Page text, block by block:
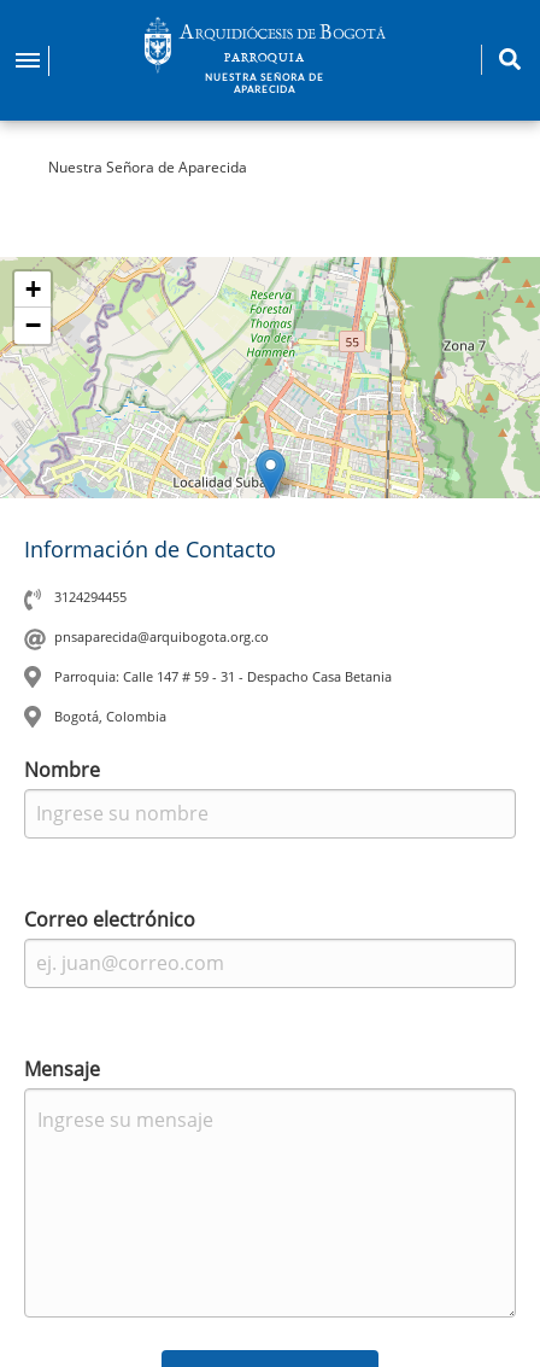
contenido
PARROQUIA
NUESTRA SEÑORA DE
APARECIDA
Nuestra Señora de Aparecida
+
−
Información de Contacto
3124294455
pnsaparecida@arquibogota.org.co
Parroquia: Calle 147 # 59 - 31 - Despacho Casa Betania
Bogotá, Colombia
Nombre
Correo electrónico
Mensaje